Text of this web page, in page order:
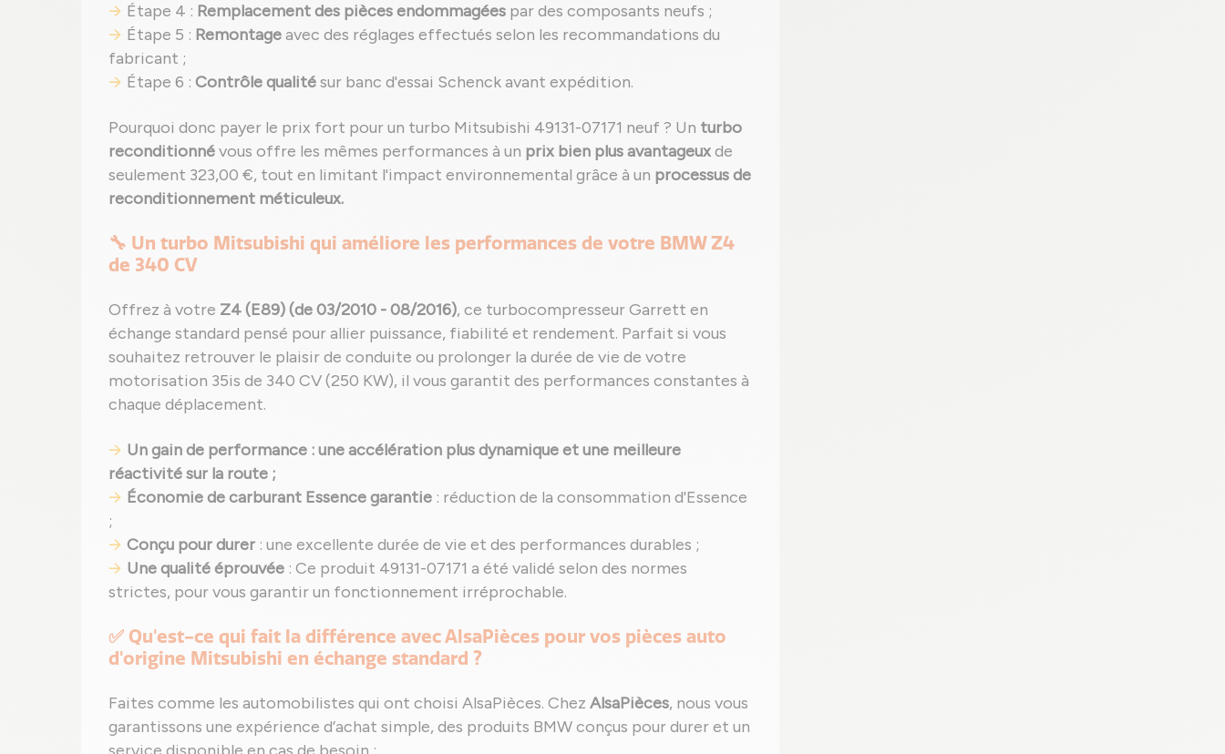
Étape 4 : Remplacement des pièces endommagées par des composants neufs ;
Étape 5 : Remontageavec des réglages effectués selon les recommandations du
fabricant ;
Étape 6 : Contrôle qualitésur banc d'essai Schenck avant expédition.
Pourquoi donc payer le prix fort pour un turbo Mitsubishi 49131-07171 neuf ? Un turbo
reconditionnévous offre les mêmes performances à un prix bien plus avantageuxde
seulement 323,00 €, tout en limitant l'impact environnemental grâce à un processus de
reconditionnement méticuleux.
🔧 Un turbo Mitsubishi qui améliore les performances de votre BMW Z4
de 340 CV
Offrez à votre Z4 (E89) (de 03/2010 - 08/2016), ce turbocompresseur Garrett en
échange standard pensé pour allier puissance, fiabilité et rendement. Parfait si vous
souhaitez retrouver le plaisir de conduite ou prolonger la durée de vie de votre
motorisation 35is de 340 CV (250 KW), il vous garantit des performances constantes à
chaque déplacement.
Un gain de performance : une accélération plus dynamique et une meilleure
réactivité sur la route ;
Économie de carburant Essence garantie : réduction de la consommation d'Essence
;
Conçu pour durer : une excellente durée de vie et des performances durables ;
Une qualité éprouvée : Ce produit 49131-07171 a été validé selon des normes
strictes, pour vous garantir un fonctionnement irréprochable.
✅ Qu'est-ce qui fait la différence avec AlsaPièces pour vos pièces auto
d'origine Mitsubishi en échange standard ?
Faites comme les automobilistes qui ont choisi AlsaPièces. Chez AlsaPièces, nous vous
garantissons une expérience d’achat simple, des produits BMW conçus pour durer et un